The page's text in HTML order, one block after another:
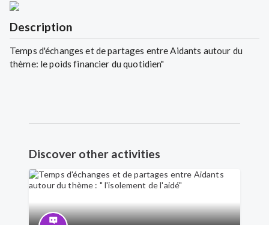
Description
Temps d'échanges et de partages entre Aidants autour du
thème: le poids financier du quotidien"
Discover other activities